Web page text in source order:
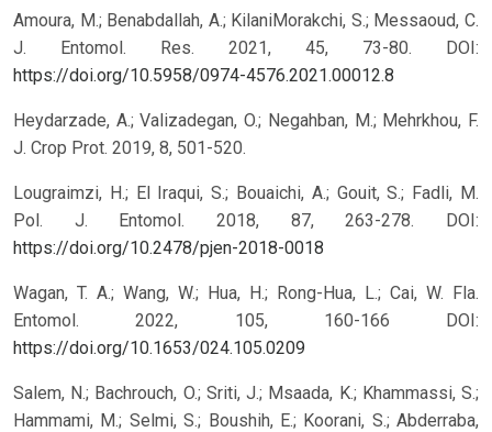
Amoura, M.; Benabdallah, A.; KilaniMorakchi, S.; Messaoud, C.
J. Entomol. Res. 2021, 45, 73-80. DOI:
https://doi.org/10.5958/0974-4576.2021.00012.8
Heydarzade, A.; Valizadegan, O.; Negahban, M.; Mehrkhou, F.
J. Crop Prot. 2019, 8, 501-520.
Lougraimzi, H.; El Iraqui, S.; Bouaichi, A.; Gouit, S.; Fadli, M.
Pol. J. Entomol. 2018, 87, 263-278. DOI:
https://doi.org/10.2478/pjen-2018-0018
Wagan, T. A.; Wang, W.; Hua, H.; Rong-Hua, L.; Cai, W. Fla.
Entomol. 2022, 105, 160-166 DOI:
https://doi.org/10.1653/024.105.0209
Salem, N.; Bachrouch, O.; Sriti, J.; Msaada, K.; Khammassi, S.;
Hammami, M.; Selmi, S.; Boushih, E.; Koorani, S.; Abderraba,